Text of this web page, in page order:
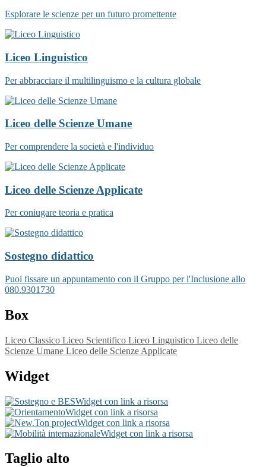
Esplorare le scienze per un futuro promettente
Liceo Linguistico
Per abbracciare il multilinguismo e la cultura globale
Liceo delle Scienze Umane
Per comprendere la società e l'individuo
Liceo delle Scienze Applicate
Per coniugare teoria e pratica
Sostegno didattico
Puoi fissare un appuntamento con il Gruppo per l'Inclusione allo
080.9301730
Box
Liceo Classico Liceo Scientifico Liceo Linguistico Liceo delle
Scienze Umane Liceo delle Scienze Applicate
Widget
Widget con link a risorsa
Widget con link a risorsa
Widget con link a risorsa
Widget con link a risorsa
Taglio alto